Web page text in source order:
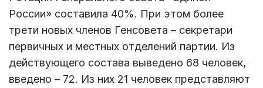
России» составила 40%. При этом более
трети новых членов Генсовета – секретари
первичных и местных отделений партии. Из
действующего состава выведено 68 человек,
введено – 72. Из них 21 человек представляют